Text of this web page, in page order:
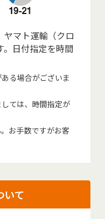
ヤマト運輸（クロ
日付指定を時間
る場合がございま
ては、時間指定が
お手数ですがお客
いて